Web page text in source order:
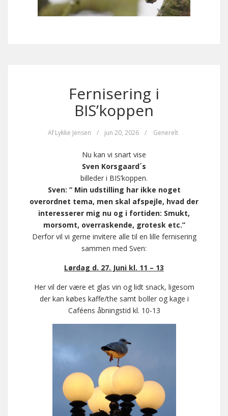
Fernisering i
BIS’koppen
Af Lykke Jensen / jun 20, 2026 / Generelt
Nu kan vi snart vise
Sven Korsgaard´s
billeder i BIS’koppen.
Sven: ” Min udstilling har ikke noget
overordnet tema, men skal afspejle, hvad der
interesserer mig nu og i fortiden: Smukt,
morsomt, overraskende, grotesk etc.”
Derfor vil vi gerne invitere alle til en lille fernisering
sammen med Sven:
Lørdag d. 27. Juni kl. 11 – 13
Her vil der være et glas vin og lidt snack, ligesom
der kan købes kaffe/the samt boller og kage i
Caféens åbningstid kl. 10-13